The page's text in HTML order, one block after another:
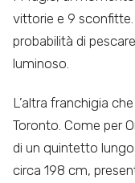
vittorie e 9
probabilità di
luminoso.
L’altra franchigia
Toronto. Come per
di un quintetto
circa 198 cm,